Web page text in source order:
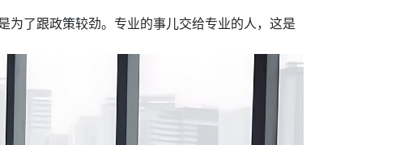
为了跟政策较劲。专业的事儿交给专业的人，这是